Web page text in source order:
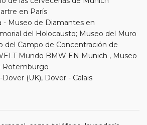
en París
- Museo de Diamantes en
del Holocausto; Museo del Muro
del Campo de Concentración de
Mundo BMW EN Munich , Museo
Rotemburgo
Dover (UK), Dover - Calais